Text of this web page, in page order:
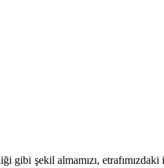
gibi şekil almamızı,